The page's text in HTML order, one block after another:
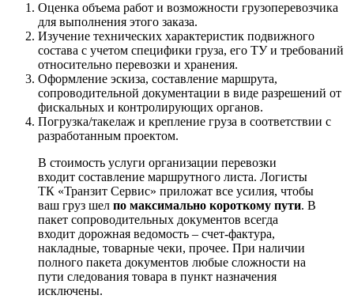
Оценка объема работ и возможности грузоперевозчика
для выполнения этого заказа.
Изучение технических характеристик подвижного
состава с учетом специфики груза, его ТУ и требований
относительно перевозки и хранения.
Оформление эскиза, составление маршрута,
сопроводительной документации в виде разрешений от
фискальных и контролирующих органов.
Погрузка/такелаж и крепление груза в соответствии с
разработанным проектом.
В стоимость услуги организации перевозки
входит составление маршрутного листа. Логисты
ТК «Транзит Сервис» приложат все усилия, чтобы
ваш груз шел по максимально короткому пути. В
пакет сопроводительных документов всегда
входит дорожная ведомость – счет-фактура,
накладные, товарные чеки, прочее. При наличии
полного пакета документов любые сложности на
пути следования товара в пункт назначения
исключены.